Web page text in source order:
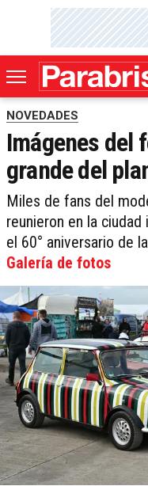
NOVEDADES
Imágenes del
grande del
Miles de fans del
reunieron en la
el 60° aniversario de
Galería de fotos